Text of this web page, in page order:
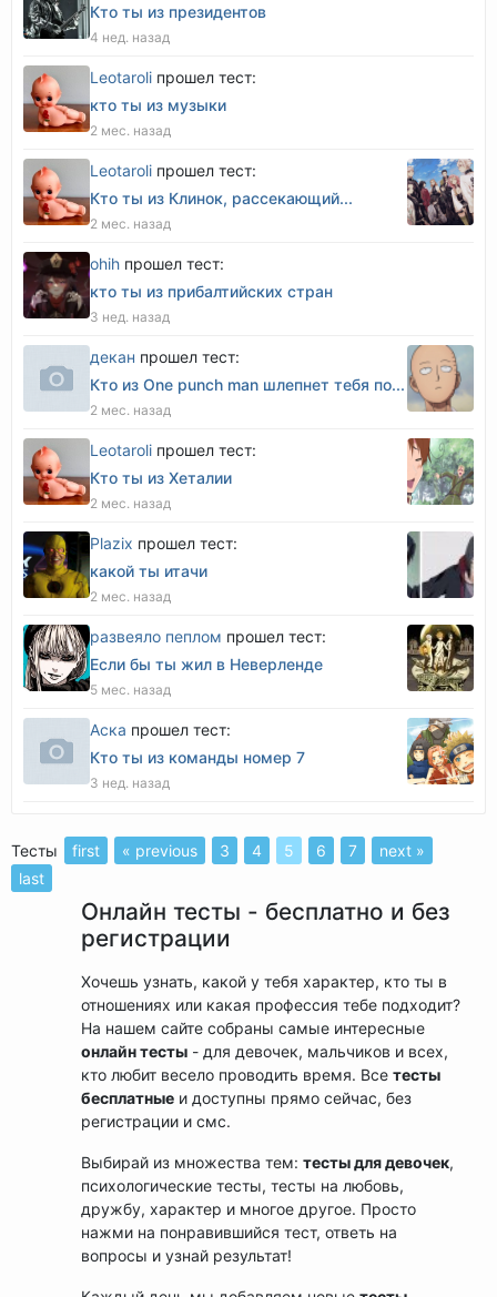
Кто ты из президентов
4 нед. назад
Leotaroli прошел тест:
кто ты из музыки
2 мес. назад
Leotaroli прошел тест:
Кто ты из Клинок, рассекающий...
2 мес. назад
оhih прошел тест:
кто ты из прибалтийских стран
3 нед. назад
декан прошел тест:
Кто из One punch man шлепнет тебя по...
2 мес. назад
Leotaroli прошел тест:
Кто ты из Хеталии
2 мес. назад
Plazix прошел тест:
какой ты итачи
2 мес. назад
развеяло пеплом прошел тест:
Если бы ты жил в Неверленде
5 мес. назад
Аска прошел тест:
Кто ты из команды номер 7
3 нед. назад
Тесты first « previous 3 4 5 6 7
next »
last
Онлайн тесты - бесплатно и без
регистрации
Хочешь узнать, какой у тебя характер, кто ты в
отношениях или какая профессия тебе подходит?
На нашем сайте собраны самые интересные
онлайн тесты - для девочек, мальчиков и всех,
кто любит весело проводить время. Все тесты
бесплатные и доступны прямо сейчас, без
регистрации и смс.
Выбирай из множества тем: тесты для девочек,
психологические тесты, тесты на любовь,
дружбу, характер и многое другое. Просто
нажми на понравившийся тест, ответь на
вопросы и узнай результат!